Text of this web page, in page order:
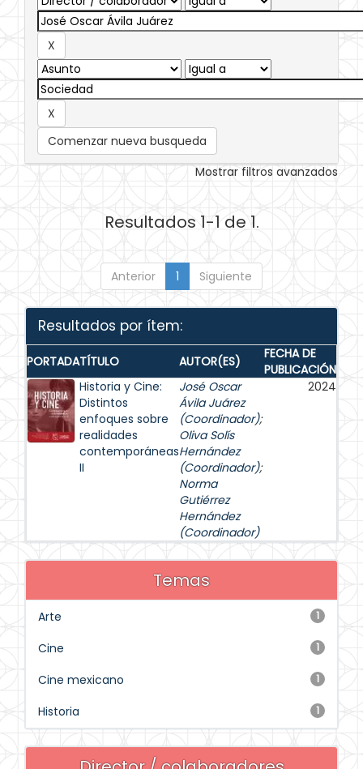
Comenzar nueva busqueda
Mostrar filtros avanzados
Resultados 1-1 de 1.
Anterior 1 Siguiente
Resultados por ítem:
PORTADATÍTULO AUTOR(ES)
FECHA DE
PUBLICACIÓN
Historia y Cine:
Distintos
enfoques sobre
realidades
contemporáneas
II
José Oscar
Ávila Juárez
(Coordinador);
Oliva Solís
Hernández
(Coordinador);
Norma
Gutiérrez
Hernández
(Coordinador)
2024
Temas
1
Arte
1
Cine
1
Cine mexicano
1
Historia